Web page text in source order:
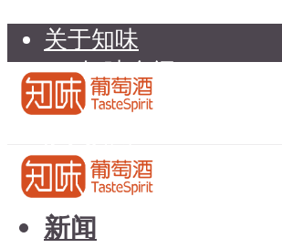
关于知味
知味介绍
知味专家顾问委员会
联系我们
知味荐酒
新闻